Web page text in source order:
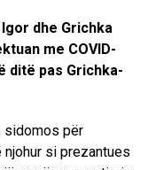
dhe Grichka
me COVID-
ditë pas Grichka-
sidomos për
si prezantues